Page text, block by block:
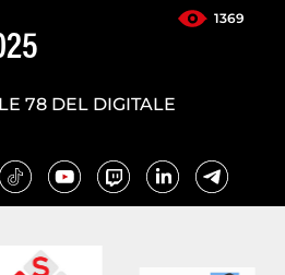
1369
78 DEL DIGITALE